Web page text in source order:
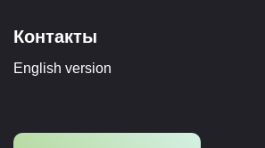
Контакты
English version